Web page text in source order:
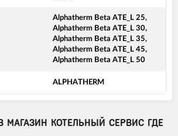
Alphatherm Beta ATE_L 25,
Alphatherm Beta ATE_L 30,
Alphatherm Beta ATE_L 35,
Alphatherm Beta ATE_L 45,
Alphatherm Beta ATE_L 50
ALPHATHERM
МАГАЗИН КОТЕЛЬНЫЙ СЕРВИС ГДЕ